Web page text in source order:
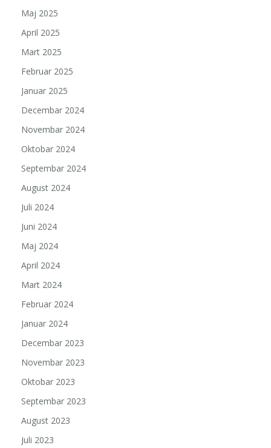
Maj 2025
April 2025
Mart 2025
Februar 2025
Januar 2025
Decembar 2024
Novembar 2024
Oktobar 2024
Septembar 2024
August 2024
Juli 2024
Juni 2024
Maj 2024
April 2024
Mart 2024
Februar 2024
Januar 2024
Decembar 2023
Novembar 2023
Oktobar 2023
Septembar 2023
August 2023
Juli 2023